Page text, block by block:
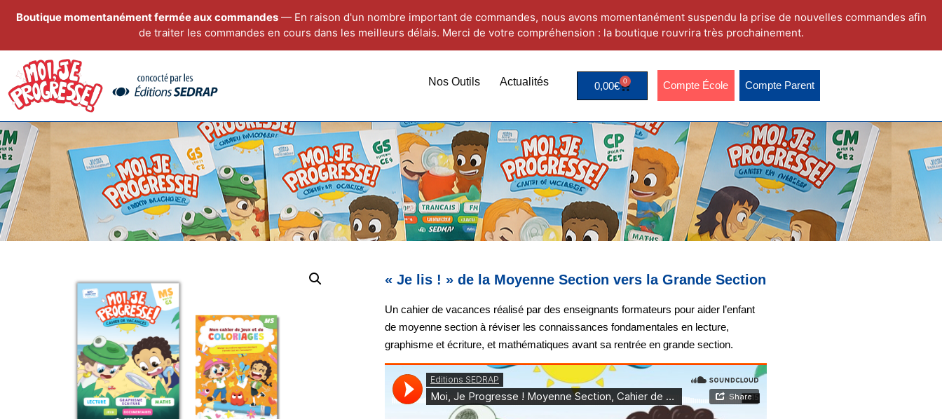
Boutique momentanément fermée aux commandes— En raison d'un nombre important de commandes, nous avons momentanément suspendu la prise de nouvelles commandes afin
de traiter les commandes en cours dans les meilleurs délais. Merci de votre compréhension : la boutique rouvrira très prochainement.
Nos Outils Actualités 0,00€ 0 Compte École Compte Parent
« Je lis ! » de la Moyenne Section vers la Grande Section
Un cahier de vacances réalisé par des enseignants formateurs pour aider l’enfant
de moyenne section à réviser les connaissances fondamentales en lecture,
graphisme et écriture, et mathématiques avant sa rentrée en grande section.